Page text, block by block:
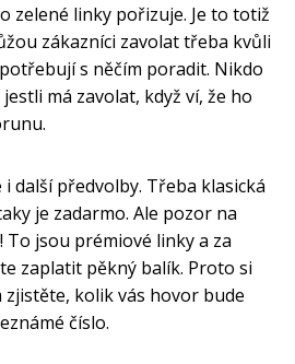
zelené linky pořizuje. Je to totiž
zákazníci zavolat třeba kvůli
s něčím poradit. Nikdo
má zavolat, když ví, že ho
další předvolby. Třeba klasická
je zadarmo. Ale pozor na
To jsou prémiové linky a za
zaplatit pěkný balík. Proto si
zjistěte, kolik vás hovor bude
číslo.